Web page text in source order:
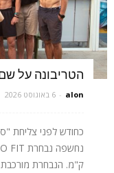
הטריבונה על
alon
- 6 באוגוסט 2026
ק"מ. הנבחרת מורכבת